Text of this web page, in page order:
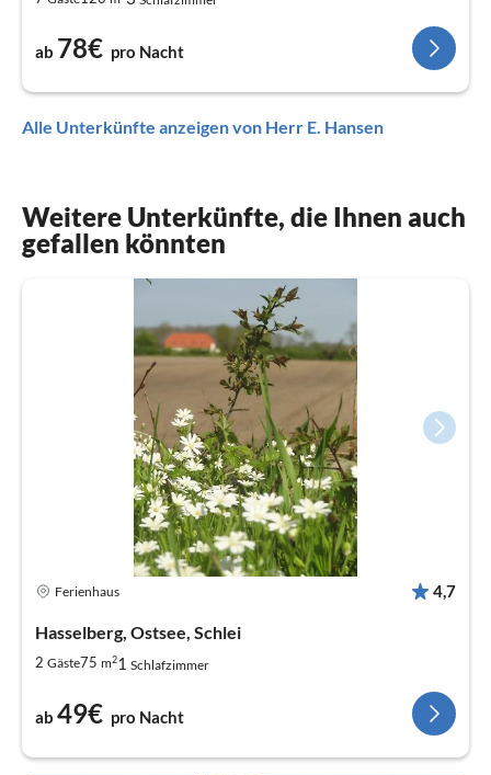
ab 78€ pro Nacht
Alle Unterkünfte anzeigen von Herr E. Hansen
Weitere Unterkünfte, die Ihnen auch
gefallen könnten
Ferienhaus 4,7
Hasselberg, Ostsee, Schlei
2 Gäste75 m21 Schlafzimmer
ab 49€ pro Nacht